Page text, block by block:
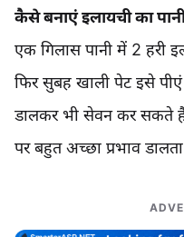
कैसे बनाएं इलायची का
एक गिलास पानी में 2 हरी
फिर सुबह खाली पेट इसे पीएं
डालकर भी सेवन कर सकते
पर बहुत अच्छा प्रभाव